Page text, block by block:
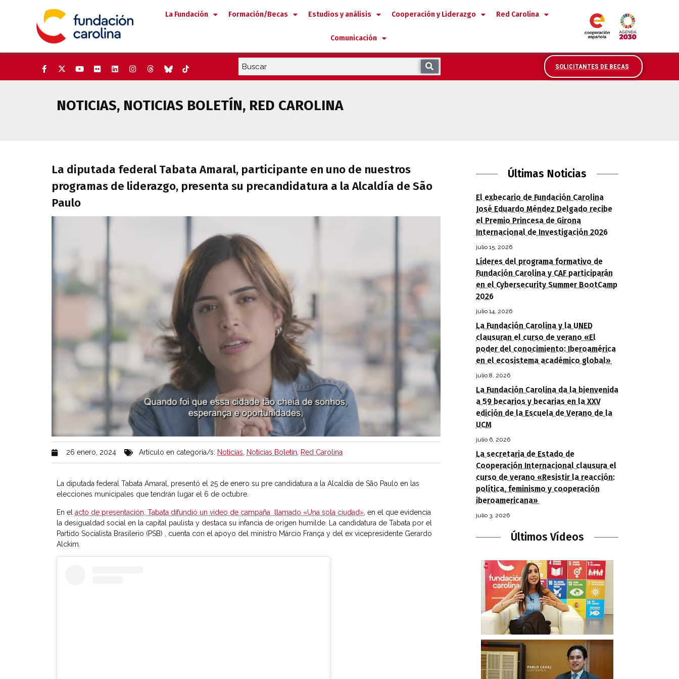
La Fundación Formación/Becas Estudios y análisis Cooperación y Liderazgo Red Carolina
Comunicación
SOLICITANTES DE BECAS
NOTICIAS, NOTICIAS BOLETÍN, RED CAROLINA
La diputada federal Tabata Amaral, participante en uno de nuestros
programas de liderazgo, presenta su precandidatura a la Alcaldía de São
Paulo
26 enero, 2024 Artículo en categoría/s: Noticias Noticias Boletín Red Carolina
La diputada federal Tabata Amaral, presentó el 25 de enero su pre candidatura a la Alcaldía de São Paulo en las
elecciones municipales que tendrán lugar el 6 de octubre.
En el acto de presentación, Tabata difundió un video de campaña llamado «Una sola ciudad» , en el que evidencia
la desigualdad social en la capital paulista y destaca su infancia de origen humilde. La candidatura de Tabata por el
Partido Socialista Brasilerio (PSB) , cuenta con el apoyo del ministro Márcio França y del ex vicepresidente Gerardo
Alckim.
Últimas Noticias
El exbecario de Fundación Carolina
José Eduardo Méndez Delgado recibe
el Premio Princesa de Girona
Internacional de Investigación 2026
julio 15, 2026
Líderes del programa formativo de
Fundación Carolina y CAF participarán
en el Cybersecurity Summer BootCamp
2026
julio 14, 2026
La Fundación Carolina y la UNED
clausuran el curso de verano «El
poder del conocimiento: Iberoamérica
en el ecosistema académico global»
julio 8, 2026
La Fundación Carolina da la bienvenida
a 59 becarios y becarias en la XXV
edición de la Escuela de Verano de la
UCM
julio 6, 2026
La secretaria de Estado de
Cooperación Internacional clausura el
curso de verano «Resistir la reacción:
política, feminismo y cooperación
iberoamericana»
julio 3, 2026
Últimos Vídeos